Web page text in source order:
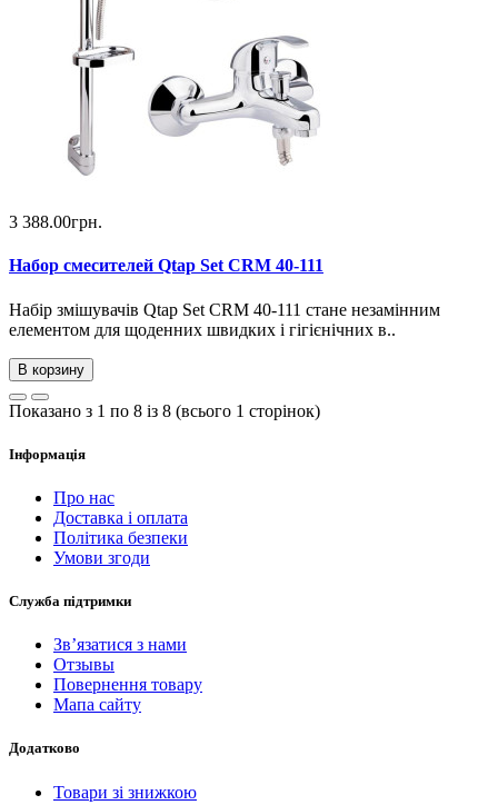
3 388.00грн.
Набор смесителей Qtap Set CRM 40-111
Набір змішувачів Qtap Set CRM 40-111 стане незамінним
елементом для щоденних швидких і гігієнічних в..
В корзину
Показано з 1 по 8 із 8 (всього 1 сторінок)
Інформація
Про нас
Доставка і оплата
Політика безпеки
Умови згоди
Служба підтримки
Зв’язатися з нами
Отзывы
Повернення товару
Мапа сайту
Додатково
Товари зі знижкою